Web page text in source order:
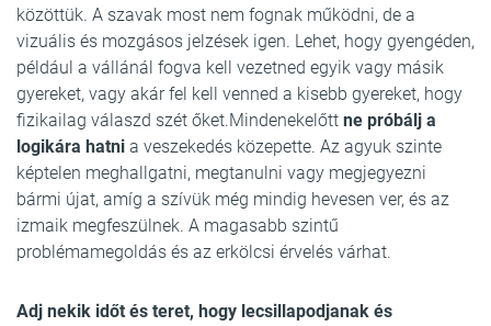
közöttük. A szavak most nem fognak működni, de a
vizuális és mozgásos jelzések igen. Lehet, hogy gyengéden,
például a vállánál fogva kell vezetned egyik vagy másik
gyereket, vagy akár fel kell venned a kisebb gyereket, hogy
fizikailag válaszd szét őket.Mindenekelőtt ne próbálj a
logikára hatni a veszekedés közepette. Az agyuk szinte
képtelen meghallgatni, megtanulni vagy megjegyezni
bármi újat, amíg a szívük még mindig hevesen ver, és az
izmaik megfeszülnek. A magasabb szintű
problémamegoldás és az erkölcsi érvelés várhat.
Adj nekik időt és teret, hogy lecsillapodjanak és